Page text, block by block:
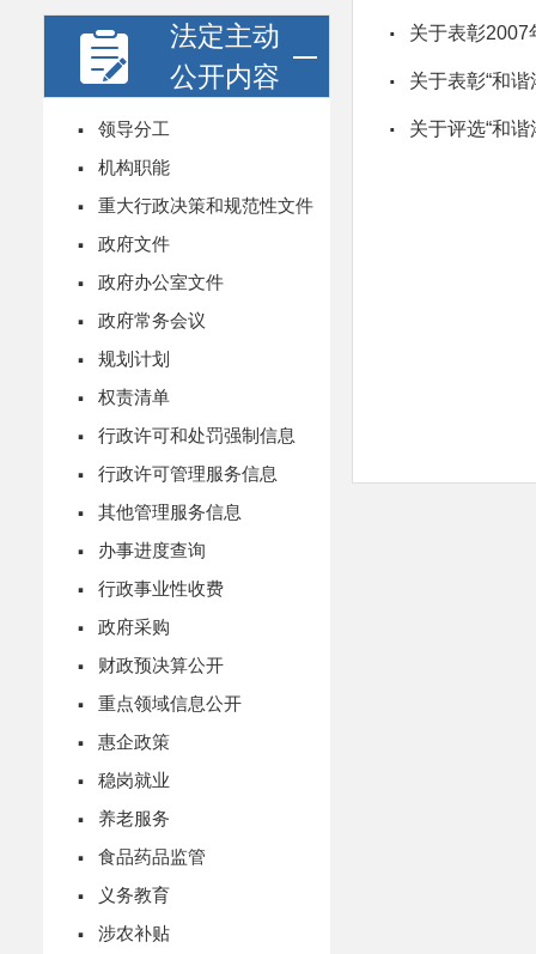
法定主动
公开内容
· 领导分工
· 机构职能
· 重大行政决策和规范性文件
· 政府文件
· 政府办公室文件
· 政府常务会议
· 规划计划
· 权责清单
· 行政许可和处罚强制信息
· 行政许可管理服务信息
· 其他管理服务信息
· 办事进度查询
· 行政事业性收费
· 政府采购
· 财政预决算公开
· 重点领域信息公开
· 惠企政策
· 稳岗就业
· 养老服务
· 食品药品监管
· 义务教育
· 涉农补贴
· 关于表彰2007
· 关于表彰“和
· 关于评选“和